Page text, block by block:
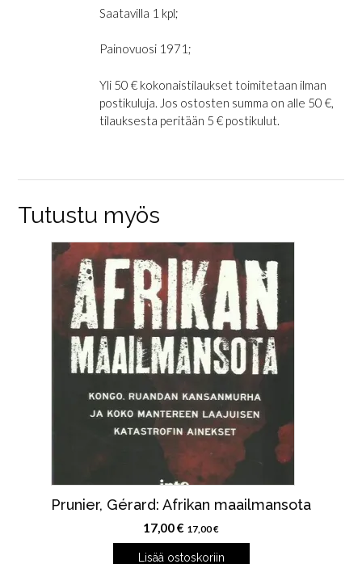
Saatavilla 1 kpl;
Painovuosi 1971;
Yli 50 € kokonaistilaukset toimitetaan ilman
postikuluja. Jos ostosten summa on alle 50 €,
tilauksesta peritään 5 € postikulut.
Tutustu myös
Prunier, Gérard: Afrikan maailmansota
17,00€ 17,00€
Lisää ostoskoriin